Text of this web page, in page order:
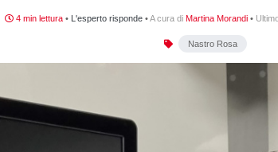
4 min lettura • L'esperto risponde • A cura di Martina Morandi •
Nastro Rosa